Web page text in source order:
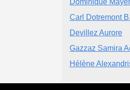
Dominique
Carl Dotremont
Devillez Aurore
Gazzaz Samira
Hélène